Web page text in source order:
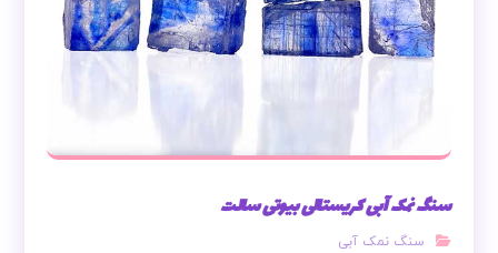
سنگ نمک آبی کریستالی بیوتی سالت
سنگ نمک آبی